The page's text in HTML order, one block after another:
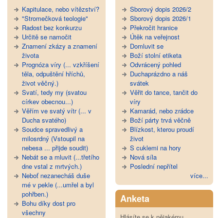
Kapitulace, nebo vítězství?
"Stromečková teologie"
Radost bez konkurzu
Určitě se namočit
Znamení zkázy a znamení
života
Prognóza víry (... vzkříšení
těla, odpuštění hříchů,
život věčný.)
Svatí, tedy my (svatou
církev obecnou...)
Věřím ve svatý vítr (... v
Ducha svatého)
Soudce spravedlivý a
milosrdný (Vstoupil na
nebesa ... přijde soudit)
Nebát se a mluvit (...třetího
dne vstal z mrtvých.)
Neboť nezanecháš duše
mé v pekle (...umřel a byl
pohřben.)
Bohu díky dost pro
všechny
Sborový dopis 2026/2
Sborový dopis 2026/1
Překročit hranice
Útěk na veřejnost
Domluvit se
Boží stolní etiketa
Odvrácený pohled
Duchaprázdno a náš
svátek
Věřit do tance, tančit do
víry
Kamarád, nebo zrádce
Boží párty trvá věčně
Blízkost, kterou proudí
život
S cuklemi na hory
Nová síla
Poslední nepřítel
více...
Anketa